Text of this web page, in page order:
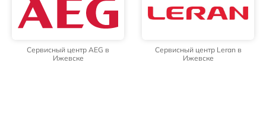
Сервисный центр AEG в
Ижевске
Сервисный центр Leran в
Ижевске